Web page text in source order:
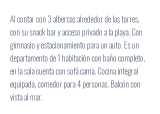
Al contar con 3 albercas alrededor de las torres,
con su snack bar y acceso privado a la playa. Con
gimnasio y estacionamiento para un auto. Es un
departamento de 1 habitación con baño completo,
en la sala cuenta con sofá cama. Cocina integral
equipada, comedor para 4 personas. Balcón con
vista al mar.